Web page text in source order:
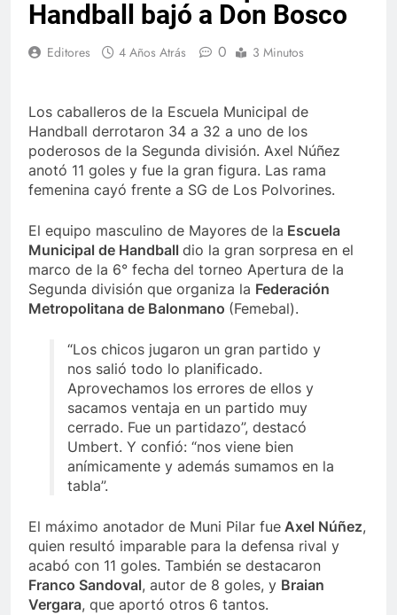
Handball bajó a Don Bosco
Editores 4 Años Atrás 0 3 Minutos
Los caballeros de la Escuela Municipal de
Handball derrotaron 34 a 32 a uno de los
poderosos de la Segunda división. Axel Núñez
anotó 11 goles y fue la gran figura. Las rama
femenina cayó frente a SG de Los Polvorines.
El equipo masculino de Mayores de la Escuela
Municipal de Handball dio la gran sorpresa en el
marco de la 6° fecha del torneo Apertura de la
Segunda división que organiza la Federación
Metropolitana de Balonmano (Femebal).
“Los chicos jugaron un gran partido y
nos salió todo lo planificado.
Aprovechamos los errores de ellos y
sacamos ventaja en un partido muy
cerrado. Fue un partidazo”, destacó
Umbert. Y confió: “nos viene bien
anímicamente y además sumamos en la
tabla”.
El máximo anotador de Muni Pilar fue Axel Núñez,
quien resultó imparable para la defensa rival y
acabó con 11 goles. También se destacaron
Franco Sandoval, autor de 8 goles, y Braian
Vergara, que aportó otros 6 tantos.